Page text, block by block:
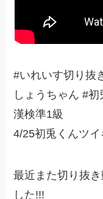
#いれいす切り抜
しょうちゃん #
漢検準1級
4/25初兎くんツイ
最近また切り抜
した!!!